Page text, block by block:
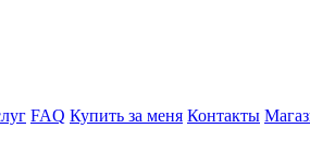
FAQ Купить за меня Контакты